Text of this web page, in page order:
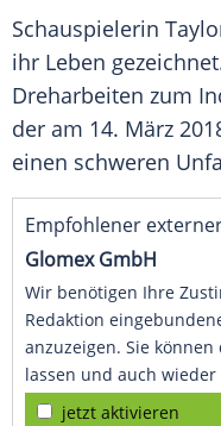
Schauspielerin
ihr Leben
Dreharbeiten zum
der am 14. März
einen schweren
Empfohlener
Glomex GmbH
Wir benötigen Ihre
Redaktion
anzuzeigen. Sie
lassen und auch
jetzt aktivieren